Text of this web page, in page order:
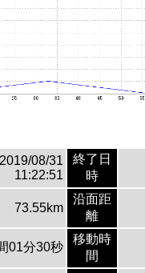
2019/08/31
11:22:51
終了日
時
73.55km
沿面距
離
01分30秒
移動時
間